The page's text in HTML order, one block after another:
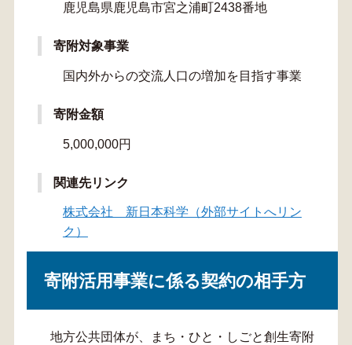
鹿児島県鹿児島市宮之浦町2438番地
寄附対象事業
国内外からの交流人口の増加を目指す事業
寄附金額
5,000,000円
関連先リンク
株式会社 新日本科学（外部サイトへリン
ク）
寄附活用事業に係る契約の相手方
地方公共団体が、まち・ひと・しごと創生寄附